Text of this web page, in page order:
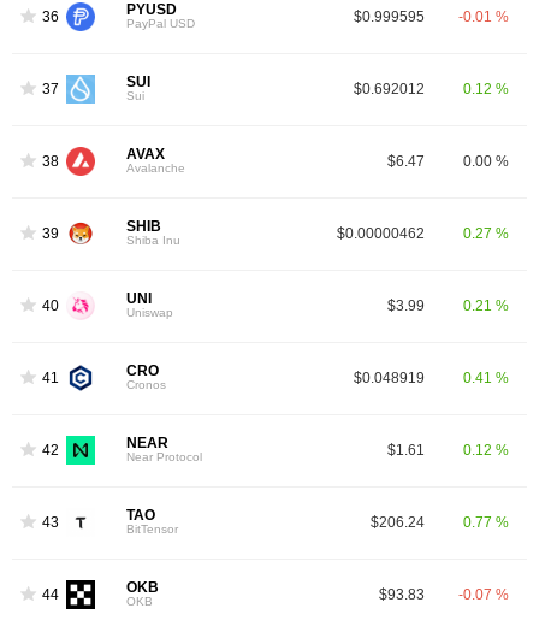
36 PYUSD
PayPal USD $0.999595 -0.01 %
37 SUI
Sui $0.692012 0.12 %
38 AVAX
Avalanche $6.47 0.00 %
39 SHIB
Shiba Inu $0.00000462 0.27 %
40 UNI
Uniswap $3.99 0.21 %
41 CRO
Cronos $0.048919 0.41 %
42 NEAR
Near Protocol $1.61 0.12 %
43 TAO
BitTensor $206.24 0.77 %
44 OKB
OKB $93.83 -0.07 %